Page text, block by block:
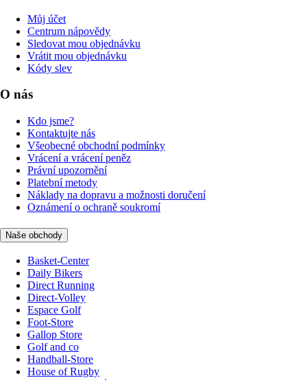
Můj účet
Centrum nápovědy
Sledovat mou objednávku
Vrátit mou objednávku
Kódy slev
O nás
Kdo jsme?
Kontaktujte nás
Všeobecné obchodní podmínky
Vrácení a vrácení peněz
Právní upozornění
Platební metody
Náklady na dopravu a možnosti doručení
Oznámení o ochraně soukromí
Naše obchody
Basket-Center
Daily Bikers
Direct Running
Direct-Volley
Espace Golf
Foot-Store
Gallop Store
Golf and co
Handball-Store
House of Rugby